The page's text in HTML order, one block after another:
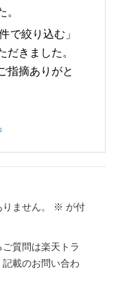
。
で絞り込む」
だきました。
指摘ありがと
ません。 ※ が付
質問は楽天トラ
載のお問い合わ